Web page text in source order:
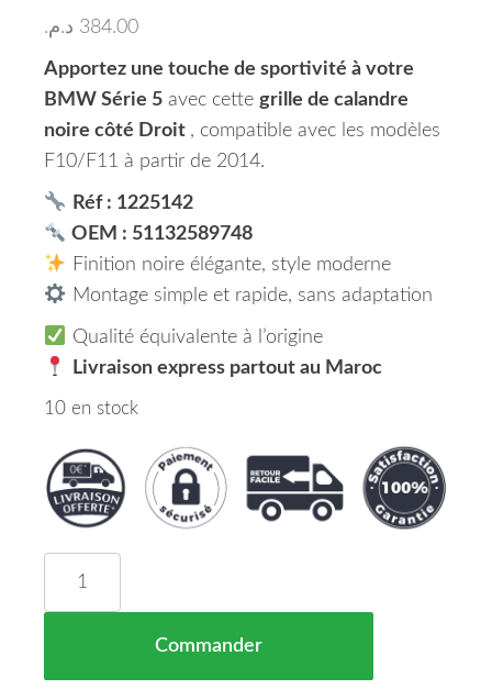
384.00 د.م.
Apportez une touche de sportivité à votre
BMW Série 5 avec cette grille de calandre
noire côté Droit , compatible avec les modèles
F10/F11 à partir de 2014.
Réf : 1225142
OEM : 51132589748
Finition noire élégante, style moderne
Montage simple et rapide, sans adaptation
Qualité équivalente à l’origine
Livraison express partout au Maroc
10 en stock
Commander